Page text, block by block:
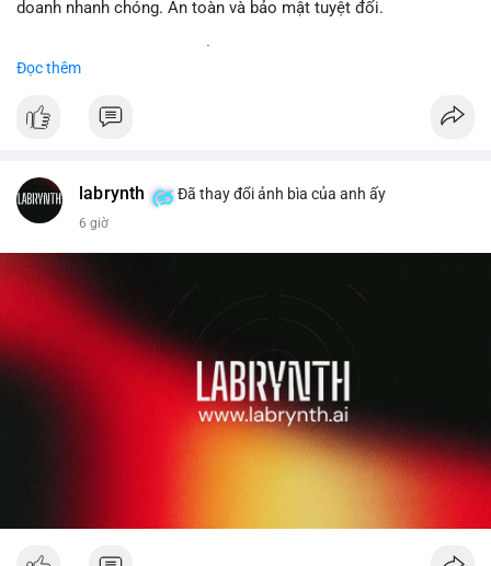
doanh nhanh chóng. An toàn và bảo mật tuyệt đối.
✅ Phản hồi trong 24 giờ
✅ Email: localpvashop@gmail.com
Đọc thêm
labrynth Đã thay đổi ảnh bìa của anh ấy
6 giờ